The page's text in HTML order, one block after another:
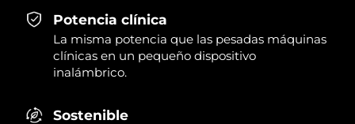
Potencia clínica
La misma potencia que las pesadas máquinas
clínicas en un pequeño dispositivo
inalámbrico.
Sostenible